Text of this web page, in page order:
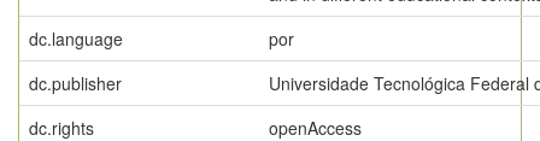
dc.language
por
dc.publisher
Universidade Tecnológica Federal
dc.rights
openAccess